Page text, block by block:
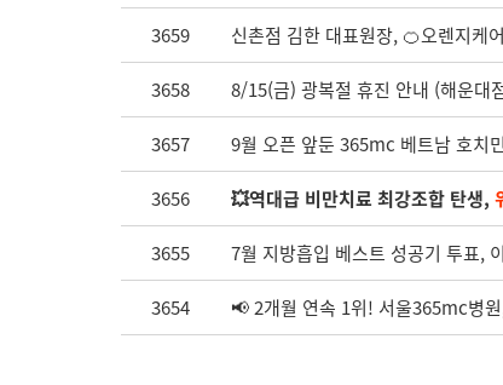
3659 신촌점 김한 대표원장, 🍊오렌지케
3658 8/15(금) 광복절 휴진 안내 (해운대
3657 9월 오픈 앞둔 365mc 베트남 호치
3656 💥역대급 비만치료 최강조합 탄생,
3655 7월 지방흡입 베스트 성공기 투표,
3654 📢 2개월 연속 1위! 서울365mc병